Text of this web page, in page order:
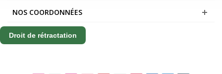
NOS COORDONNÉES
Droit de rétractation